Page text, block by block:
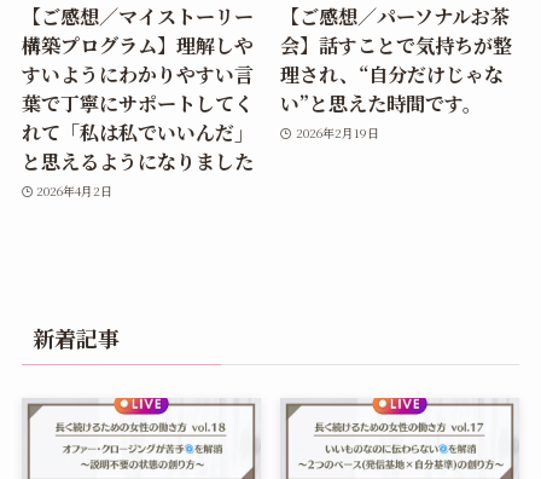
【ご感想／マイストーリー
構築プログラム】理解しや
すいようにわかりやすい言
葉で丁寧にサポートしてく
れて「私は私でいいんだ」
と思えるようになりました
2026年4月2日
【ご感想／パーソナルお茶
会】話すことで気持ちが整
理され、“自分だけじゃな
い”と思えた時間です。
2026年2月19日
新着記事